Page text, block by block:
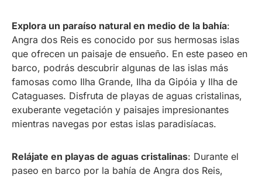
Explora un paraíso natural en medio de la bahía:
Angra dos Reis es conocido por sus hermosas islas
que ofrecen un paisaje de ensueño. En este paseo en
barco, podrás descubrir algunas de las islas más
famosas como Ilha Grande, Ilha da Gipóia y Ilha de
Cataguases. Disfruta de playas de aguas cristalinas,
exuberante vegetación y paisajes impresionantes
mientras navegas por estas islas paradisíacas.
Relájate en playas de aguas cristalinas: Durante el
paseo en barco por la bahía de Angra dos Reis,